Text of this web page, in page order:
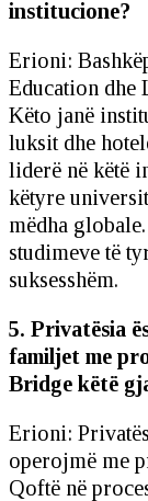
institucione?
Erioni:
Education dhe
Këto janë
luksit dhe
liderë në këtë
këtyre
mëdha
studimeve të
suksesshëm.
5. Privatësia
familjet me
Bridge këtë
Erioni:
operojmë me
Qoftë në